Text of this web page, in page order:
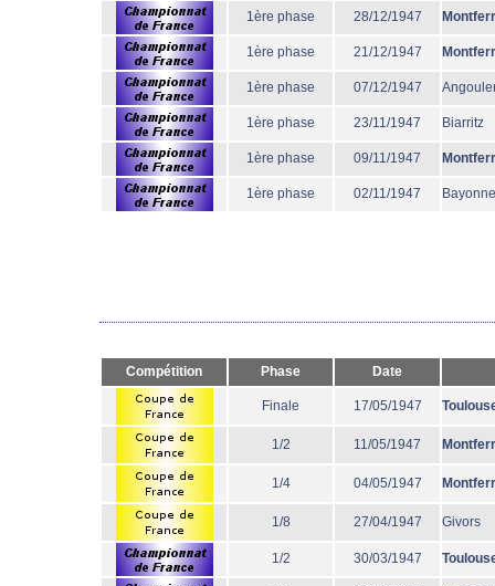
1ère phase 28/12/1947
1ère phase 21/12/1947
1ère phase 07/12/1947
1ère phase 23/11/1947 Biarritz
1ère phase 09/11/1947
1ère phase 02/11/1947 Bayonne
Compétition Phase Date
Finale 17/05/1947
1/2 11/05/1947
1/4 04/05/1947
1/8 27/04/1947 Givors
1/2 30/03/1947